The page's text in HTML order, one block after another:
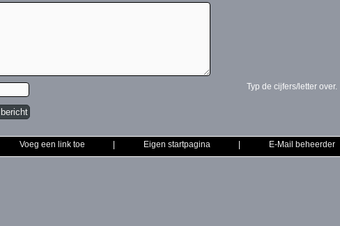
Typ de cijfers/letter over.
Voeg een link toe Eigen startpagina E-Mail beheerder